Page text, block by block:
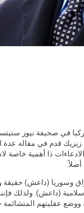
سلافوج زيزيك قدم في مقاله
ذا أهمية خاصة
وسوريا (داعش) حقيقة
(داعش). ولذلك
عقليتهم المتشائمة